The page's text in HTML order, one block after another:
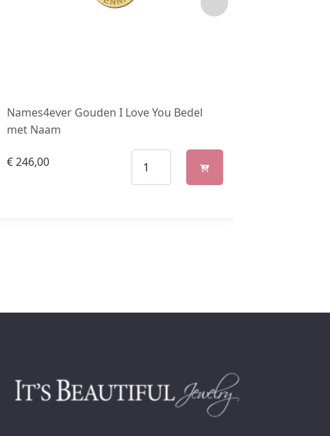
Names4ever Gouden I Love You Bedel
met Naam
€246,00